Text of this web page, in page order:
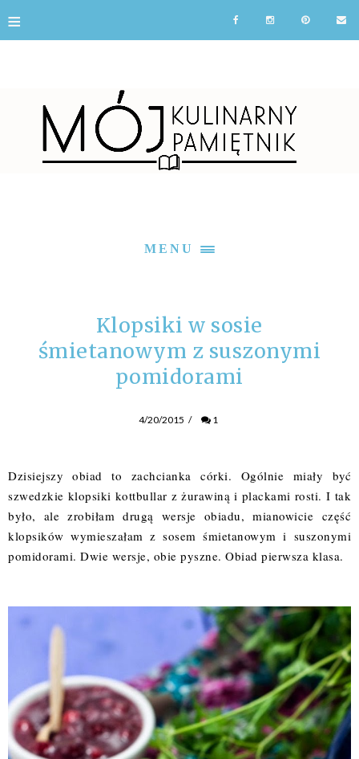
≡
MENU
Klopsiki w sosie
śmietanowym z suszonymi
pomidorami
4/20/2015 / 1
Dzisiejszy obiad to zachcianka córki. Ogólnie miały być
szwedzkie klopsiki kottbullar z żurawiną i plackami rosti. I tak
było, ale zrobiłam drugą wersje obiadu, mianowicie część
klopsików wymieszałam z sosem śmietanowym i suszonymi
pomidorami. Dwie wersje, obie pyszne. Obiad pierwsza klasa.